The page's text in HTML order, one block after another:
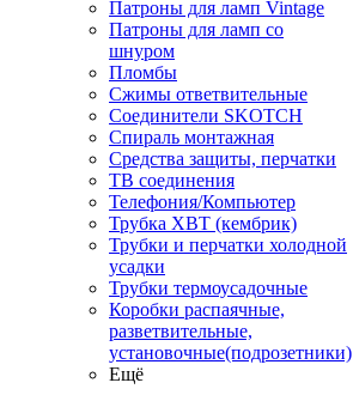
Патроны для ламп Vintage
Патроны для ламп со
шнуром
Пломбы
Сжимы ответвительные
Соединители SKOTCH
Спираль монтажная
Средства защиты, перчатки
ТВ соединения
Телефония/Компьютер
Трубка ХВТ (кембрик)
Трубки и перчатки холодной
усадки
Трубки термоусадочные
Коробки распаячные,
разветвительные,
установочные(подрозетники)
Ещё